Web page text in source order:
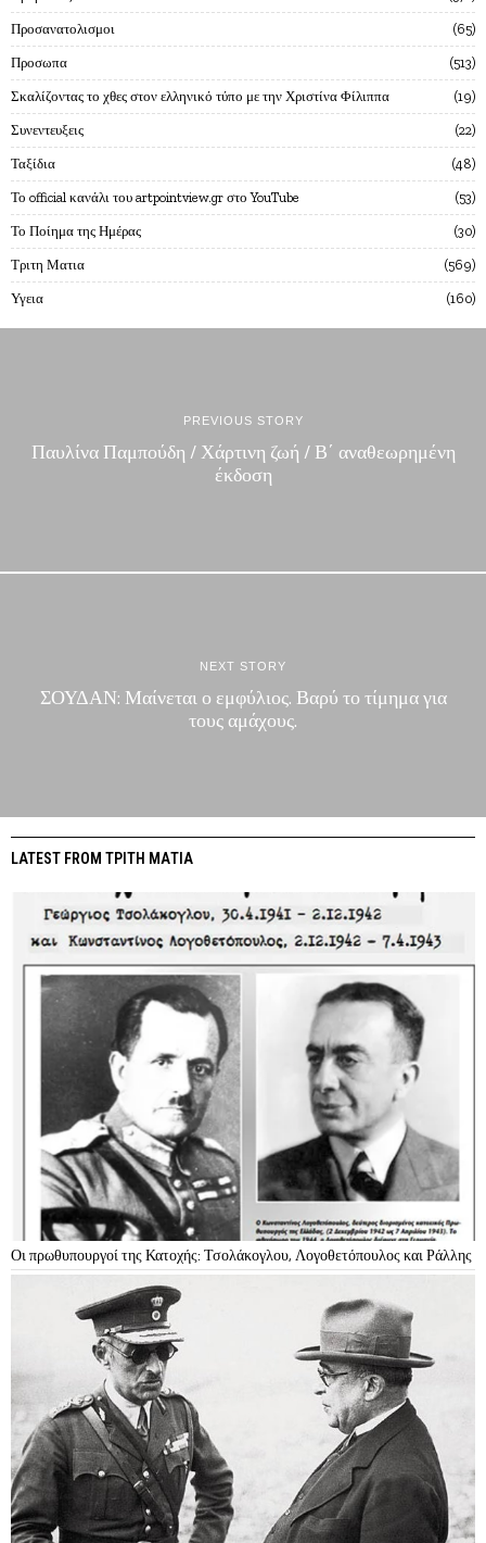
Προσανατολισμοι 65
Προσωπα 513
Σκαλίζοντας το χθες στον ελληνικό τύπο με την Χριστίνα Φίλιππα 19
Συνεντευξεις 22
Ταξίδια 48
Το official κανάλι του artpointview.gr στο YouTube 53
Το Ποίημα της Ημέρας 30
Τριτη Ματια 569
Υγεια 160
PREVIOUS STORY
Παυλίνα Παμπούδη / Χάρτινη ζωή / Β΄ αναθεωρημένη
έκδοση
NEXT STORY
ΣΟΥΔΑΝ: Μαίνεται ο εμφύλιος. Βαρύ το τίμημα για
τους αμάχους.
LATEST FROM ΤΡΙΤΗ ΜΑΤΙΑ
Οι πρωθυπουργοί της Κατοχής: Τσολάκογλου, Λογοθετόπουλος και Ράλλης